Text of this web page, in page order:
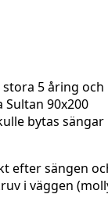
5 åring och
90x200
bytas sängar
efter sängen
i väggen